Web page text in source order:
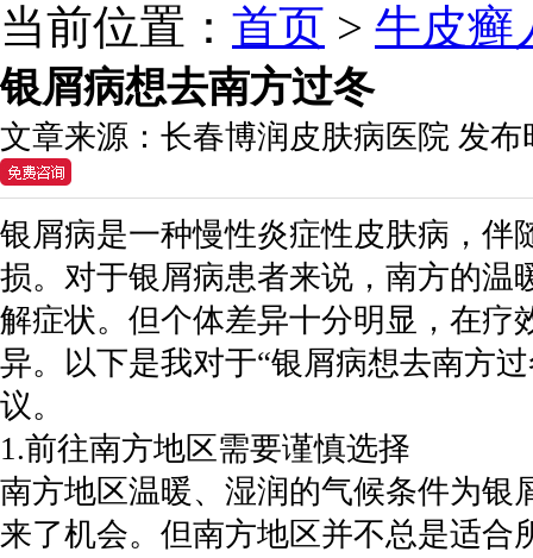
当前位置： 首页 > 牛皮癣
银屑病想去南方过冬
文章来源： 长春博润皮肤病医院 发布
银屑病是一种慢性炎症性皮肤病，伴
损。对于银屑病患者来说，南方的温
解症状。但个体差异十分明显，在疗
异。以下是我对于“银屑病想去南方
议。
1.前往南方地区需要谨慎选择
南方地区温暖、湿润的气候条件为银
来了机会。但南方地区并不总是适合